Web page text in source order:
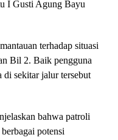
I Gusti Agung Bayu
terhadap situasi
Bil 2. Baik pengguna
di sekitar jalur tersebut
bahwa patroli
potensi